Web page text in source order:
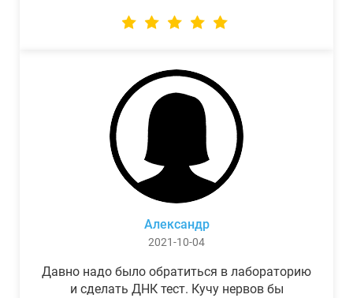
Александр
2021-10-04
Давно надо было обратиться в лабораторию
и сделать ДНК тест. Кучу нервов бы